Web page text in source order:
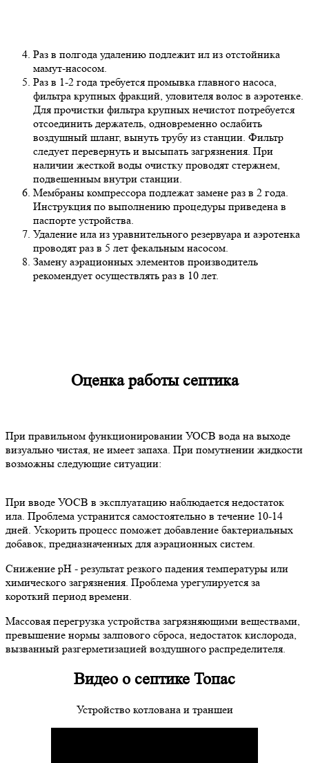
Раз в полгода удалению подлежит ил из отстойника
мамут-насосом.
Раз в 1-2 года требуется промывка главного насоса,
фильтра крупных фракций, уловителя волос в аэротенке.
Для прочистки фильтра крупных нечистот потребуется
отсоединить держатель, одновременно ослабить
воздушный шланг, вынуть трубу из станции. Фильтр
следует перевернуть и высыпать загрязнения. При
наличии жесткой воды очистку проводят стержнем,
подвешенным внутри станции.
Мембраны компрессора подлежат замене раз в 2 года.
Инструкция по выполнению процедуры приведена в
паспорте устройства.
Удаление ила из уравнительного резервуара и аэротенка
проводят раз в 5 лет фекальным насосом.
Замену аэрационных элементов производитель
рекомендует осуществлять раз в 10 лет.
Оценка работы септика
При правильном функционировании УОСВ вода на выходе
визуально чистая, не имеет запаха. При помутнении жидкости
возможны следующие ситуации:
При вводе УОСВ в эксплуатацию наблюдается недостаток
ила. Проблема устранится самостоятельно в течение 10-14
дней. Ускорить процесс поможет добавление бактериальных
добавок, предназначенных для аэрационных систем.
Снижение рН - результат резкого падения температуры или
химического загрязнения. Проблема урегулируется за
короткий период времени.
Массовая перегрузка устройства загрязняющими веществами,
превышение нормы залпового сброса, недостаток кислорода,
вызванный разгерметизацией воздушного распределителя.
Видео о септике Топас
Устройство котлована и траншеи